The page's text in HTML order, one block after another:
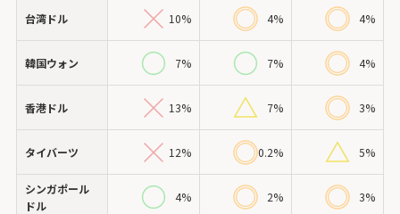
台湾ドル 10% 4% 4%
韓国ウォン 7% 7% 4%
香港ドル 13% 7% 3%
タイバーツ 12% 0.2% 5%
シンガポール
ドル
4% 2% 3%